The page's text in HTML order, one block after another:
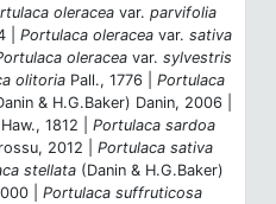
oleracea var. parvifolia
| Portulaca oleracea var. sativa
oleracea var. sylvestris
olitoria Pall., 1776 | Portulaca
& H.G.Baker) Danin, 2006 |
Haw., 1812 | Portulaca sardoa
2012 | Portulaca sativa
stellata (Danin & H.G.Baker)
| Portulaca suffruticosa